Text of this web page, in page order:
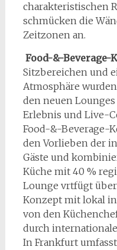
charakteristischen
schmücken die
Zeitzonen an.
Food-&-Beverage-
Sitzbereichen und
Atmosphäre
den neuen
Erlebnis und Live-
Food-&-Beverage-
den Vorlieben der
Gäste und
Küche mit 40 %
Lounge vrtfügt
Konzept mit lokal
von den
durch
In Frankfurt